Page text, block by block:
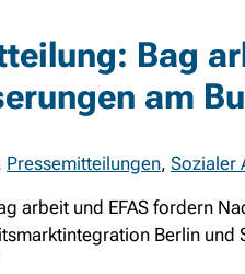
Bag
am
Pressemitteilungen, Sozialer
arbeit und EFAS fordern
Berlin und